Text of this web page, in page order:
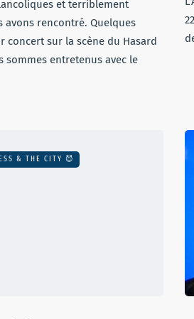
et terriblement
avons rencontré. Quelques
concert sur la scène du Hasard
sommes entretenus avec le
& THE CITY 😈